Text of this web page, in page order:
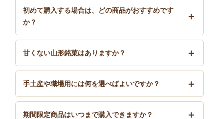
初めて購入する場合は、どの商品がおすすめです
か？
甘くない山形銘菓はありますか？
手土産や職場用には何を選べばよいですか？
期間限定商品はいつまで購入できますか？